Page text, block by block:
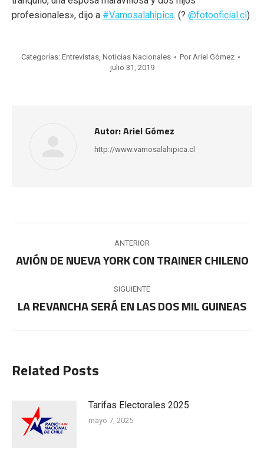
profesionales», dijo a #Vamosalahipica. (? @fotooficial.cl)
Categorías: Entrevistas, Noticias Nacionales PorAriel Gómez
julio 31, 2019
Autor:Ariel Gómez
http://www.vamosalahipica.cl
entre
publicaciones
ANTERIOR
Publicación
AVIÓN DE NUEVA YORK CON TRAINER CHILENO
SIGUIENTE
Publicación
LA REVANCHA SERÁ EN LAS DOS MIL GUINEAS
Related Posts
Tarifas Electorales 2025
mayo 7, 2025